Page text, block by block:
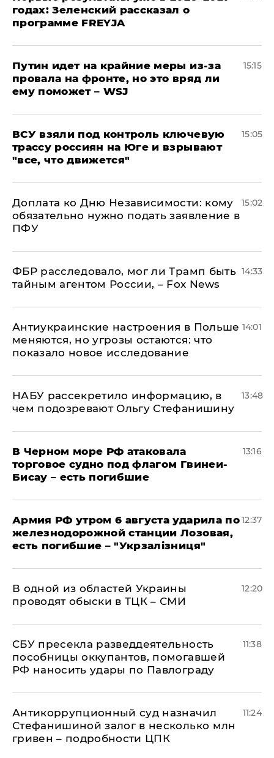
годах: Зеленский рассказал о
программе FREYJA
Путин идет на крайние меры из-за
провала на фронте, но это вряд ли
ему поможет – WSJ
15:15
ВСУ взяли под контроль ключевую
трассу россиян на Юге и взрывают
"все, что движется"
15:05
Доплата ко Дню Независимости: кому
обязательно нужно подать заявление в
ПФУ
15:02
ФБР расследовало, мог ли Трамп быть
тайным агентом России, – Fox News
14:33
Антиукраинские настроения в Польше
меняются, но угрозы остаются: что
показало новое исследование
14:01
НАБУ рассекретило информацию, в
чем подозревают Ольгу Стефанишину
13:48
В Черном море РФ атаковала
торговое судно под флагом Гвинеи-
Бисау – есть погибшие
13:16
Армия РФ утром 6 августа ударила по
железнодорожной станции Лозовая,
есть погибшие – "Укрзалізниця"
12:37
В одной из областей Украины
проводят обыски в ТЦК – СМИ
12:20
СБУ пресекла разведдеятельность
пособницы оккупантов, помогавшей
РФ наносить удары по Павлограду
11:38
Антикоррупционный суд назначил
Стефанишиной залог в несколько млн
гривен – подробности ЦПК
11:24